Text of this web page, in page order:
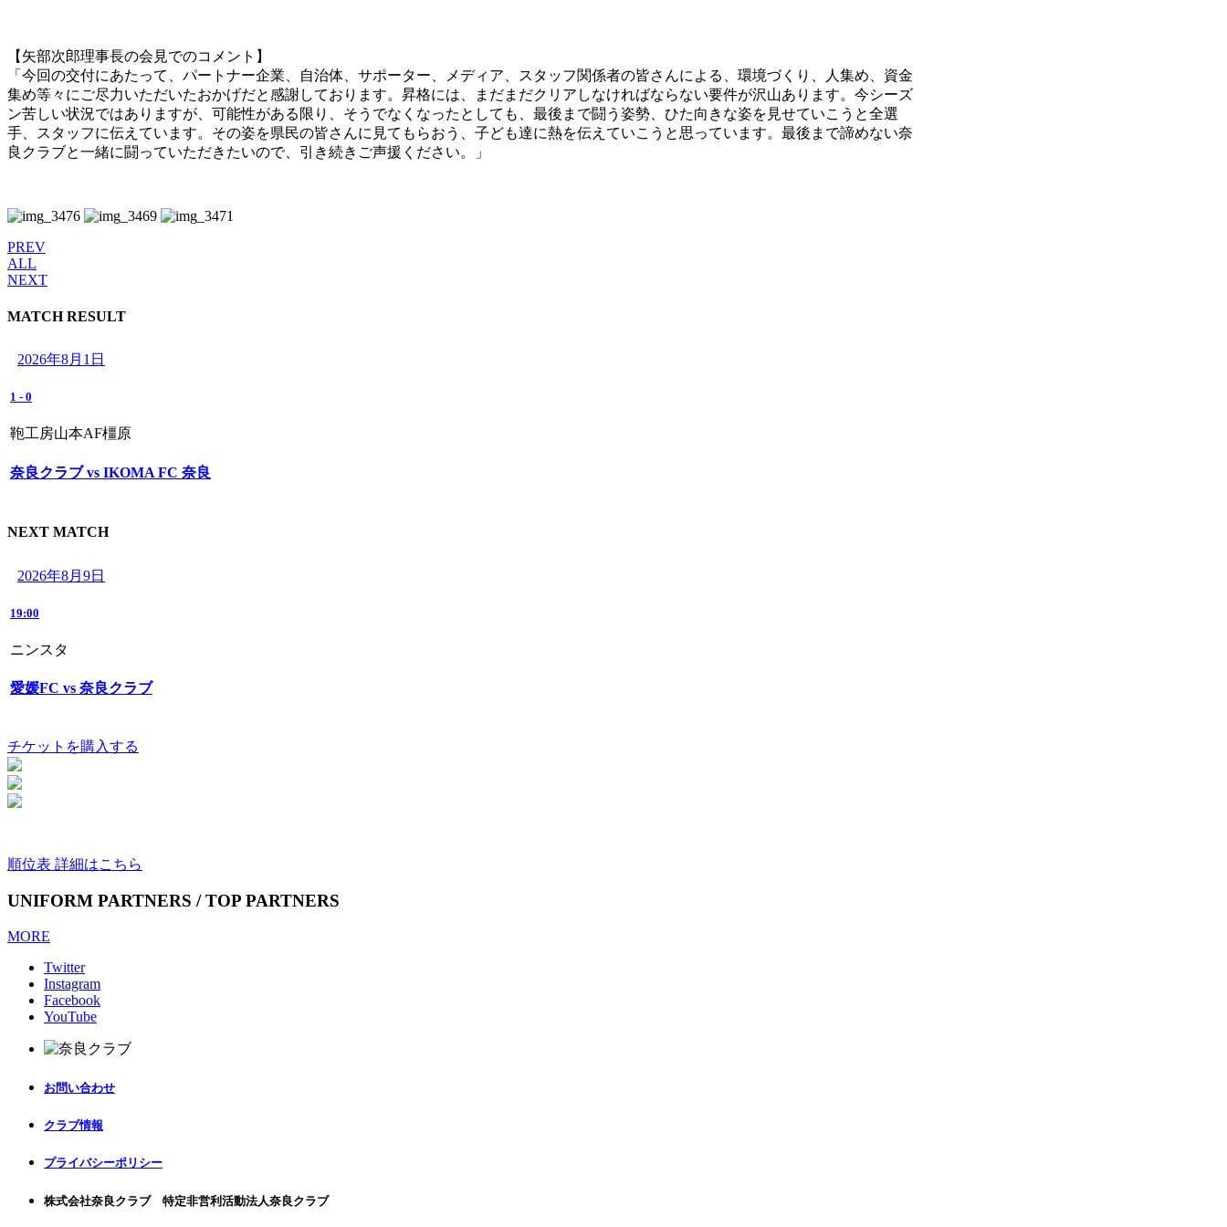
【矢部次郎理事長の会見でのコメント】
「今回の交付にあたって、パートナー企業、自治体、サポーター、メディア、スタッフ関係者の皆さんによる、環境づくり、人集め、資金
集め等々にご尽力いただいたおかげだと感謝しております。昇格には、まだまだクリアしなければならない要件が沢山あります。今シーズ
ン苦しい状況ではありますが、可能性がある限り、そうでなくなったとしても、最後まで闘う姿勢、ひた向きな姿を見せていこうと全選
手、スタッフに伝えています。その姿を県民の皆さんに見てもらおう、子ども達に熱を伝えていこうと思っています。最後まで諦めない奈
良クラブと一緒に闘っていただきたいので、引き続きご声援ください。」
PREV
ALL
NEXT
MATCH RESULT
2026年8月1日
1 - 0
鞄工房山本AF橿原
奈良クラブ vs IKOMA FC 奈良
NEXT MATCH
2026年8月9日
19:00
ニンスタ
愛媛FC vs 奈良クラブ
チケットを購入する
順位表 詳細はこちら
UNIFORM PARTNERS / TOP PARTNERS
MORE
Twitter
Instagram
Facebook
YouTube
お問い合わせ
クラブ情報
プライバシーポリシー
株式会社奈良クラブ 特定非営利活動法人奈良クラブ